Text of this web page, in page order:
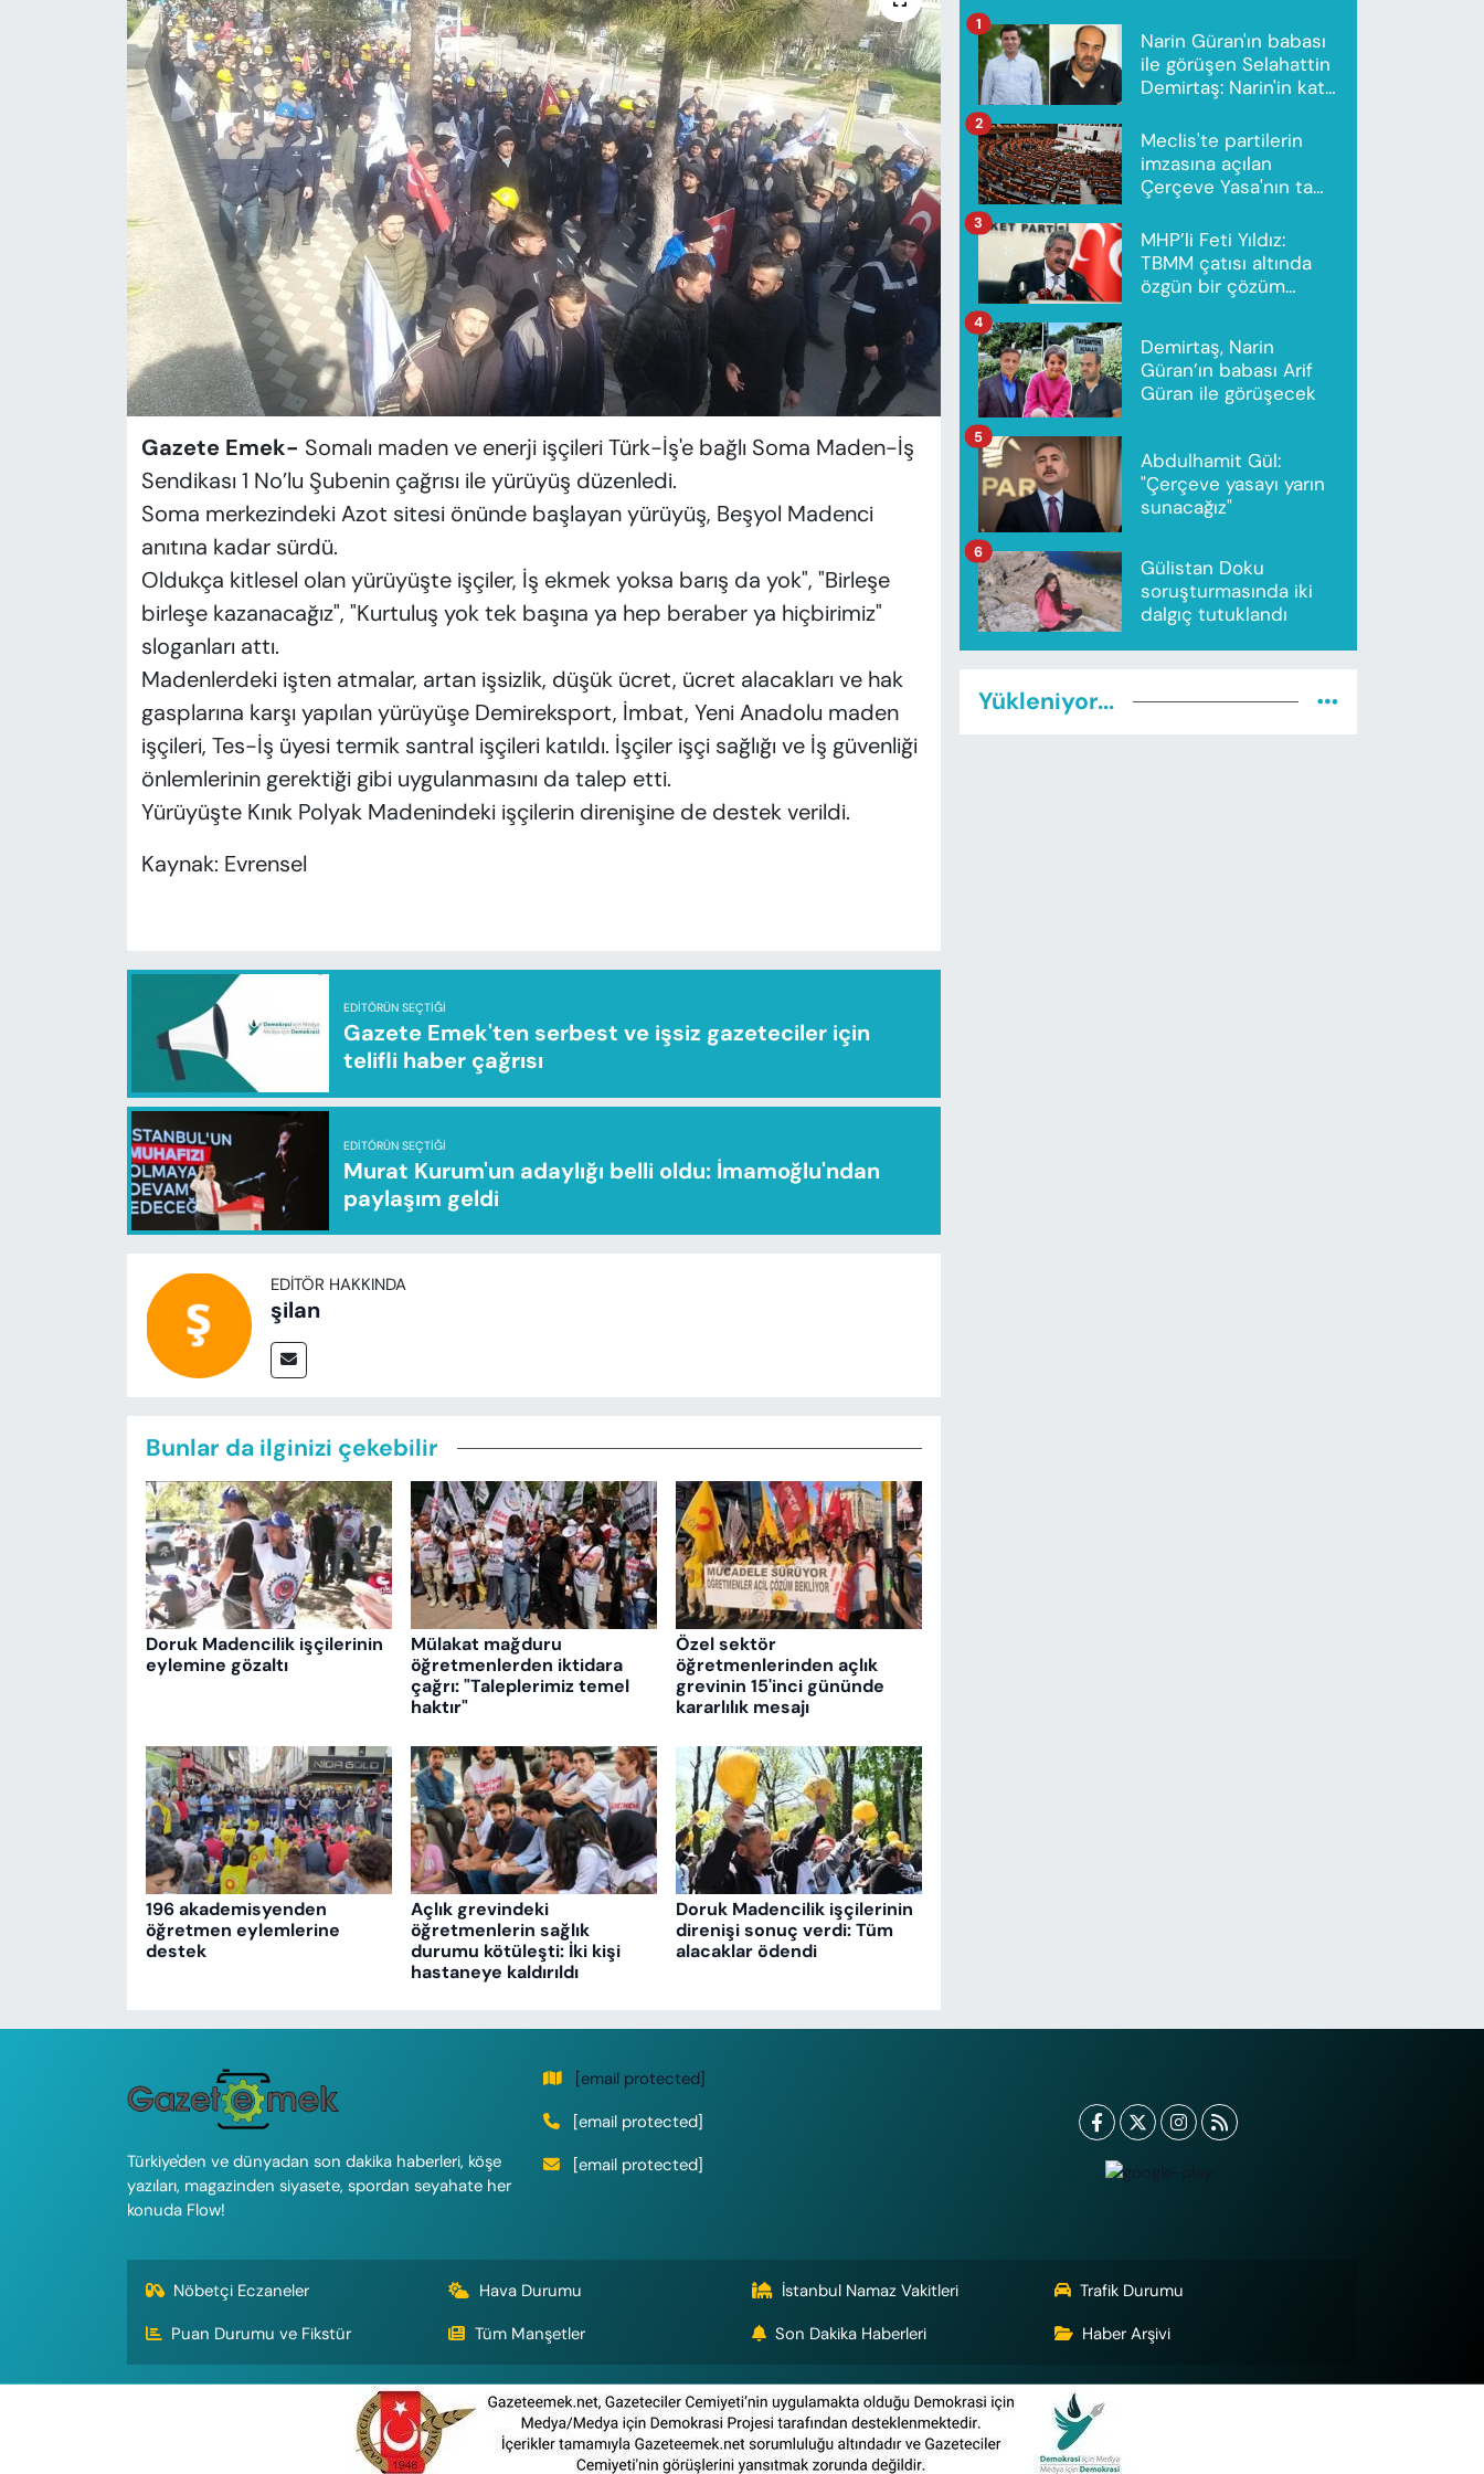
Gazete Emek- Somalı maden ve enerji işçileri Türk-İş'e bağlı Soma Maden-İş
Sendikası 1 No’lu Şubenin çağrısı ile yürüyüş düzenledi.
Soma merkezindeki Azot sitesi önünde başlayan yürüyüş, Beşyol Madenci
anıtına kadar sürdü.
Oldukça kitlesel olan yürüyüşte işçiler, İş ekmek yoksa barış da yok", "Birleşe
birleşe kazanacağız", "Kurtuluş yok tek başına ya hep beraber ya hiçbirimiz"
sloganları attı.
Madenlerdeki işten atmalar, artan işsizlik, düşük ücret, ücret alacakları ve hak
gasplarına karşı yapılan yürüyüşe Demireksport, İmbat, Yeni Anadolu maden
işçileri, Tes-İş üyesi termik santral işçileri katıldı. İşçiler işçi sağlığı ve İş güvenliği
önlemlerinin gerektiği gibi uygulanmasını da talep etti.
Yürüyüşte Kınık Polyak Madenindeki işçilerin direnişine de destek verildi.
Kaynak: Evrensel
EDITÖRÜN SEÇTIĞI
Gazete Emek'ten serbest ve işsiz gazeteciler için
telifli haber çağrısı
EDITÖRÜN SEÇTIĞI
Murat Kurum'un adaylığı belli oldu: İmamoğlu'ndan
paylaşım geldi
EDITÖR HAKKINDA
şilan
Bunlar da ilginizi çekebilir
Doruk Madencilik işçilerinin
eylemine gözaltı
Mülakat mağduru
öğretmenlerden iktidara
çağrı: "Taleplerimiz temel
haktır"
Özel sektör
öğretmenlerinden açlık
grevinin 15'inci gününde
kararlılık mesajı
196 akademisyenden
öğretmen eylemlerine
destek
Açlık grevindeki
öğretmenlerin sağlık
durumu kötüleşti: İki kişi
hastaneye kaldırıldı
Doruk Madencilik işçilerinin
direnişi sonuç verdi: Tüm
alacaklar ödendi
Narin Güran'ın babası
ile görüşen Selahattin
Demirtaş: Narin'in katili
1
Meclis'te partilerin
imzasına açılan
Çerçeve Yasa'nın tam
2
MHP’li Feti Yıldız:
TBMM çatısı altında
özgün bir çözüm
3
Demirtaş, Narin
Güran’ın babası Arif
Güran ile görüşecek
4
Abdulhamit Gül:
"Çerçeve yasayı yarın
sunacağız"
5
Gülistan Doku
soruşturmasında iki
dalgıç tutuklandı
6
Yükleniyor...
Türkiye'den ve dünyadan son dakika haberleri, köşe
yazıları, magazinden siyasete, spordan seyahate her
konuda Flow!
[email protected]
[email protected]
[email protected]
Nöbetçi Eczaneler Hava Durumu İstanbul Namaz Vakitleri
Trafik Durumu
Puan Durumu ve Fikstür
Tüm Manşetler Son Dakika Haberleri Haber Arşivi
SAĞLIK
KÜLTÜR-SANAT
MAGAZİN
ÖZEL HABER
YAZAR KÖŞESİ
SİYASET
VAN VE DİYARBAKIR HABERLERİ